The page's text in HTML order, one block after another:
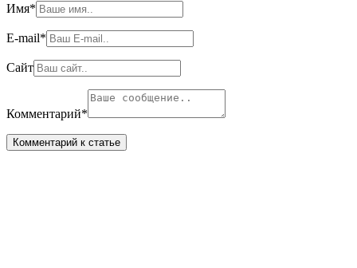
Имя*
E-mail*
Сайт
Комментарий*